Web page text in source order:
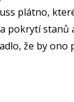
plátno,
pokrytí stanů
že by ono